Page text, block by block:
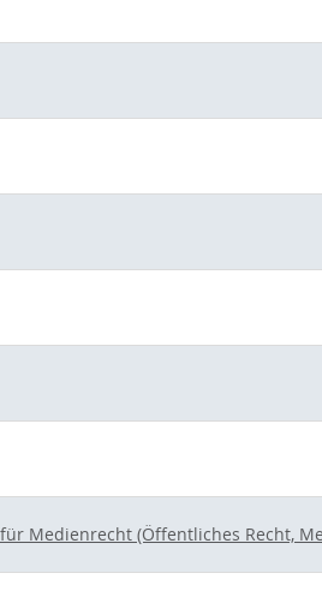
Medienrecht (Öffentliches Recht,